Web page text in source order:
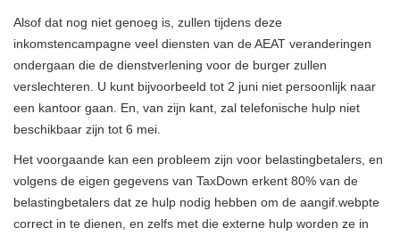
Alsof dat nog niet genoeg is, zullen tijdens deze
inkomstencampagne veel diensten van de AEAT veranderingen
ondergaan die de dienstverlening voor de burger zullen
verslechteren. U kunt bijvoorbeeld tot 2 juni niet persoonlijk naar
een kantoor gaan. En, van zijn kant, zal telefonische hulp niet
beschikbaar zijn tot 6 mei.
Het voorgaande kan een probleem zijn voor belastingbetalers, en
volgens de eigen gegevens van TaxDown erkent 80% van de
belastingbetalers dat ze hulp nodig hebben om de aangif.webpte
correct in te dienen, en zelfs met die externe hulp worden ze in